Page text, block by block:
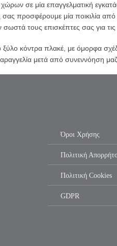
σε μία επαγγελματική
σας προσφέρουμε μία ποικιλία
τους επισκέπτες σας για
ξύλο κόντρα πλακέ, με όμορφα
μετά από συνεννόηση μαζί
Όροι Χρήσης
Πολιτική
Πολιτική Cookies
GDPR